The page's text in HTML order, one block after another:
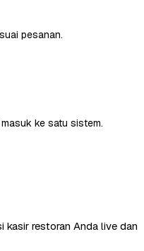
pesanan.
ke satu sistem.
kasir restoran Anda live dan